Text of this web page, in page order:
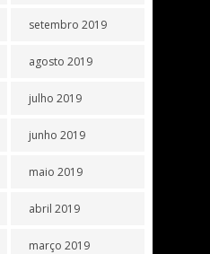
setembro 2019
agosto 2019
julho 2019
junho 2019
maio 2019
abril 2019
março 2019